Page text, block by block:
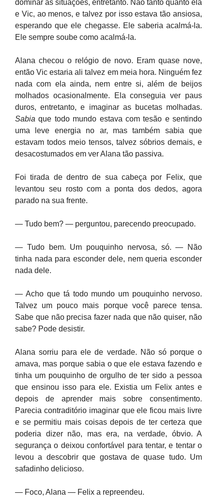
dominar as situações, entretanto. Não tanto quanto ela
e Vic, ao menos, e talvez por isso estava tão ansiosa,
esperando que ele chegasse. Ele saberia acalmá-la.
Ele sempre soube como acalmá-la.
Alana checou o relógio de novo. Eram quase nove,
então Vic estaria ali talvez em meia hora. Ninguém fez
nada com ela ainda, nem entre si, além de beijos
molhados ocasionalmente. Ela conseguia ver paus
duros, entretanto, e imaginar as bucetas molhadas.
Sabia que todo mundo estava com tesão e sentindo
uma leve energia no ar, mas também sabia que
estavam todos meio tensos, talvez sóbrios demais, e
desacostumados em ver Alana tão passiva.
Foi tirada de dentro de sua cabeça por Felix, que
levantou seu rosto com a ponta dos dedos, agora
parado na sua frente.
— Tudo bem? — perguntou, parecendo preocupado.
— Tudo bem. Um pouquinho nervosa, só. — Não
tinha nada para esconder dele, nem queria esconder
nada dele.
— Acho que tá todo mundo um pouquinho nervoso.
Talvez um pouco mais porque você parece tensa.
Sabe que não precisa fazer nada que não quiser, não
sabe? Pode desistir.
Alana sorriu para ele de verdade. Não só porque o
amava, mas porque sabia o que ele estava fazendo e
tinha um pouquinho de orgulho de ter sido a pessoa
que ensinou isso para ele. Existia um Felix antes e
depois de aprender mais sobre consentimento.
Parecia contraditório imaginar que ele ficou mais livre
e se permitiu mais coisas depois de ter certeza que
poderia dizer não, mas era, na verdade, óbvio. A
segurança o deixou confortável para tentar, e tentar o
levou a descobrir que gostava de quase tudo. Um
safadinho delicioso.
— Foco, Alana — Felix a repreendeu.